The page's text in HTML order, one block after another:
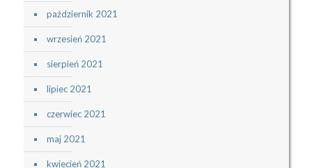
październik 2021
wrzesień 2021
sierpień 2021
lipiec 2021
czerwiec 2021
maj 2021
kwiecień 2021